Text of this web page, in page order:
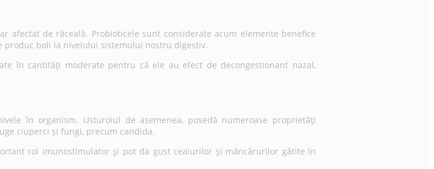
de răceală. Probioticele sunt considerate acum elemente benefice
produc boli la nivelului sistemului nostru digestiv.
în cantități moderate pentru că ele au efect de decongestionant nazal,
în organism. Usturoiul de asemenea, posedă numeroase proprietăți
ciuperci și fungi, precum candida.
rol imunostimulator și pot da gust ceaiurilor și mâncărurilor gătite în